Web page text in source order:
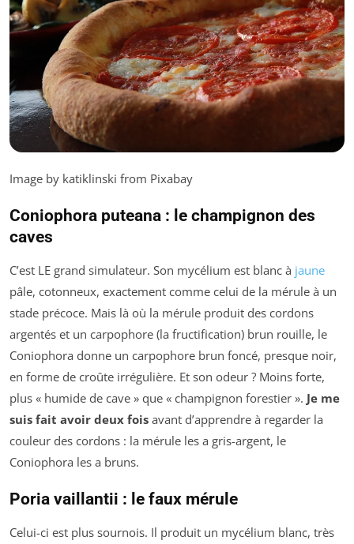
Image by katiklinski from Pixabay
Coniophora puteana : le champignon des
caves
C’est LE grand simulateur. Son mycélium est blanc à jaune
pâle, cotonneux, exactement comme celui de la mérule à un
stade précoce. Mais là où la mérule produit des cordons
argentés et un carpophore (la fructification) brun rouille, le
Coniophora donne un carpophore brun foncé, presque noir,
en forme de croûte irrégulière. Et son odeur ? Moins forte,
plus « humide de cave » que « champignon forestier ». Je me
suis fait avoir deux fois avant d’apprendre à regarder la
couleur des cordons : la mérule les a gris-argent, le
Coniophora les a bruns.
Poria vaillantii : le faux mérule
Celui-ci est plus sournois. Il produit un mycélium blanc, très